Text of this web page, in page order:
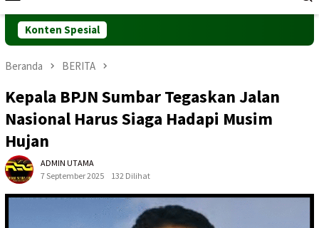
Mobile
Konten Spesial
Beranda BERITA
Kepala BPJN Sumbar Tegaskan Jalan
Nasional Harus Siaga Hadapi Musim
Hujan
ADMIN UTAMA
7 September 2025
132 Dilihat